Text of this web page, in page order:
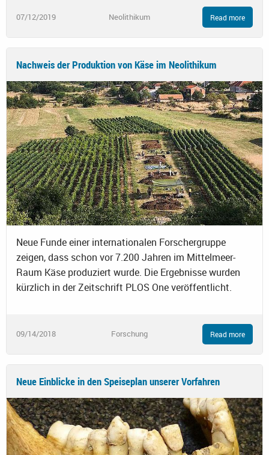
07/12/2019 Neolithikum Read more
Nachweis der Produktion von Käse im Neolithikum
Neue Funde einer internationalen Forschergruppe
zeigen, dass schon vor 7.200 Jahren im Mittelmeer-
Raum Käse produziert wurde. Die Ergebnisse wurden
kürzlich in der Zeitschrift PLOS One veröffentlicht.
09/14/2018 Forschung Read more
Neue Einblicke in den Speiseplan unserer Vorfahren